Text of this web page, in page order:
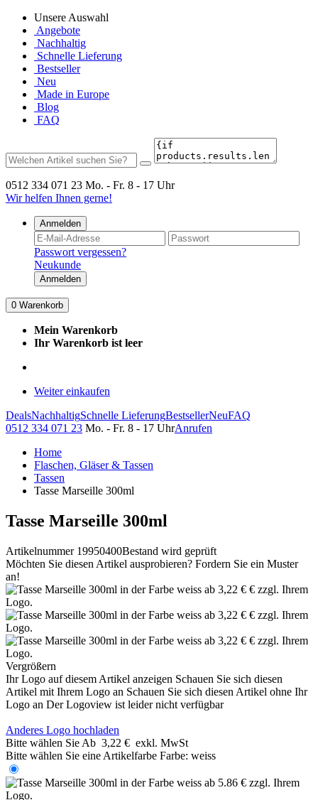
Unsere Auswahl
Angebote
Nachhaltig
Schnelle Lieferung
Bestseller
Neu
Made in Europe
Blog
FAQ
0512 334 071 23 Mo. - Fr. 8 - 17 Uhr
Wir helfen Ihnen gerne!
Anmelden
Passwort vergessen?
Neukunde
Anmelden
0 Warenkorb
Mein Warenkorb
Ihr Warenkorb ist leer
Weiter einkaufen
DealsNachhaltigSchnelle LieferungBestsellerNeuFAQ
0512 334 071 23 Mo. - Fr. 8 - 17 UhrAnrufen
Home
Flaschen, Gläser & Tassen
Tassen
Tasse Marseille 300ml
Tasse Marseille 300ml
Artikelnummer 19950400Bestand wird geprüft
Möchten Sie diesen Artikel ausprobieren? Fordern Sie ein Muster
an!
Vergrößern
Ihr Logo auf diesem Artikel anzeigen Schauen Sie sich diesen
Artikel mit Ihrem Logo an Schauen Sie sich diesen Artikel ohne Ihr
Logo an Der Logoview ist leider nicht verfügbar
Anderes Logo hochladen
Bitte wählen Sie Ab 3,22 € exkl. MwSt
Bitte wählen Sie eine Artikelfarbe Farbe: weiss